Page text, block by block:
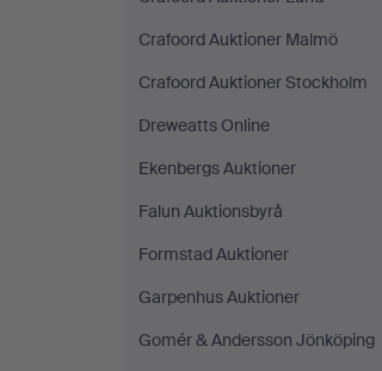
Crafoord Auktioner Malmö
Crafoord Auktioner Stockholm
Dreweatts Online
Ekenbergs Auktioner
Falun Auktionsbyrå
Formstad Auktioner
Garpenhus Auktioner
Gomér & Andersson Jönköping